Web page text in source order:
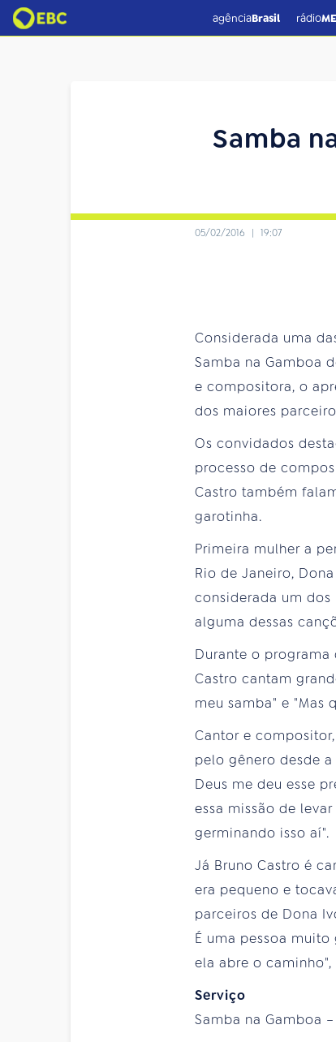
agênciaBrasil rádio
Samba
05/02/2016 | 19:07
Considerada uma
Samba na Gamboa
e compositora, o
dos maiores
Os convidados
processo de
Castro também
garotinha.
Primeira mulher a
Rio de Janeiro,
considerada um
alguma dessas
Durante o programa
Castro cantam
meu samba" e "Mas
Cantor e
pelo gênero desde
Deus me deu esse
essa missão de
germinando isso aí".
Já Bruno Castro é
era pequeno e
parceiros de Dona
É uma pessoa
ela abre o
Serviço
Samba na Gamboa